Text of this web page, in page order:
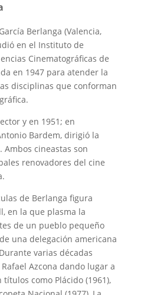
Berlanga (Valencia,
en el Instituto de
Cinematográficas de
en 1947 para atender la
disciplinas que conforman
y en 1951; en
Bardem, dirigió la
Ambos cineastas son
renovadores del cine
de Berlanga figura
en la que plasma la
de un pueblo pequeño
una delegación americana
varias décadas
Azcona dando lugar a
como Plácido (1961),